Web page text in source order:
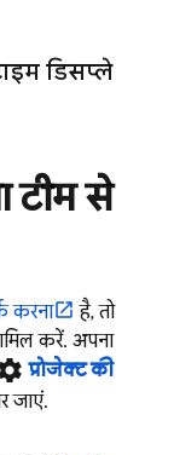
डिसप्ले
टीम से
करना
है, तो
करें. अपना
प्रोजेक्ट की
जाएं.